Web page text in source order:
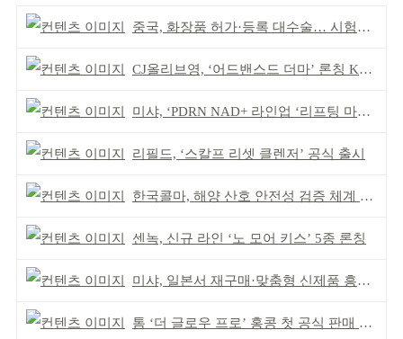
중국, 화장품 허가·등록 대수술… 시험자료 공용 허용
CJ올리브영, ‘어드밴스드 더마’ 론칭 K더마 육성 박차
미샤, ‘PDRN NAD+ 라인업 ‘리프팅 마스크’ 출시
리필드, ‘스칼프 리셋 클렌저’ 공식 출시
한국콜마, 해양 산호 안전성 검증 체계 구축
센녹, 신규 라인 ‘노 모어 키스’ 5종 론칭
미샤, 일본서 재구매·맞춤형 신제품 흥행 ‘쌍끌이’
톰 ‘더 글로우 프로’ 홍콩 첫 공식 판매 완판